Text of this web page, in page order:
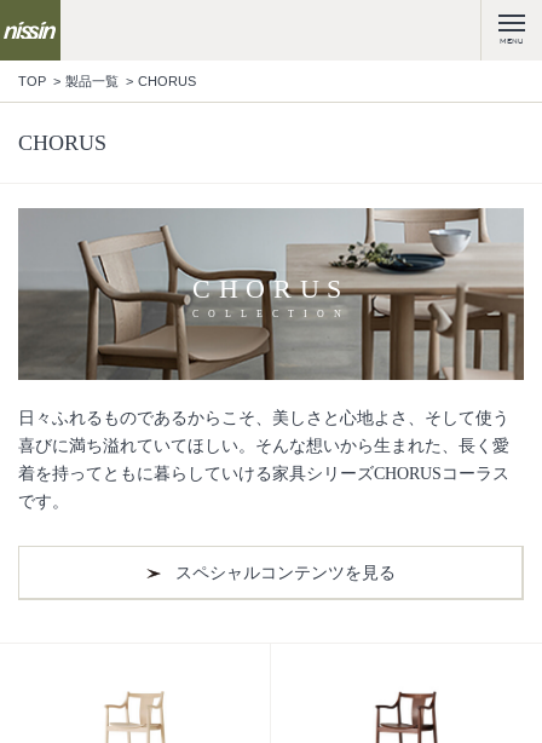
MENU
TOP 製品一覧 CHORUS
CHORUS
CHORUS
COLLECTION
日々ふれるものであるからこそ、美しさと心地よさ、そして使う
喜びに満ち溢れていてほしい。そんな想いから生まれた、長く愛
着を持ってともに暮らしていける家具シリーズCHORUSコーラス
です。
スペシャルコンテンツを見る